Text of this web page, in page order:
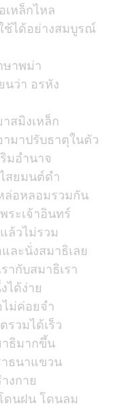
หล็กไหล
ช้ได้อย่างสมบูรณ์
ษาพม่า
นว่า อรหัง
สมิงเหล็ก
มาปรับธาตุในตัว
มอำนาจ
สยมนต์ดำ
ล่อหลอมรวมกัน
ระเจ้าอินทร์
ล้วไม่รวม
ละนั่งสมาธิเลย
ากับสมาธิเรา
ได้ง่าย
ม่ค่อยจำ
รวมได้เร็ว
ธิมากขึ้น
ธนาแขวน
งกาย
ดนฝน โดนลม